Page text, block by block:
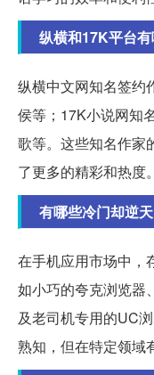
纵横和17K平台
纵横中文网知名签约
侯等；17K小说网知
歌等。这些知名作家
了更多的精彩和热度。
有哪些冷门却逆
在手机应用市场中，
如小巧的夸克浏览器
及老司机专用的UC
熟知，但在特定领域